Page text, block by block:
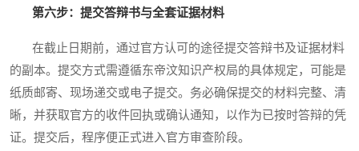
第六步：提交答辩书与全套证据材料
在截止日期前，通过官方认可的途径提交答辩书及证据材料
的副本。提交方式需遵循东帝汶知识产权局的具体规定，可能是
纸质邮寄、现场递交或电子提交。务必确保提交的材料完整、清
晰，并获取官方的收件回执或确认通知，以作为已按时答辩的凭
证。提交后，程序便正式进入官方审查阶段。